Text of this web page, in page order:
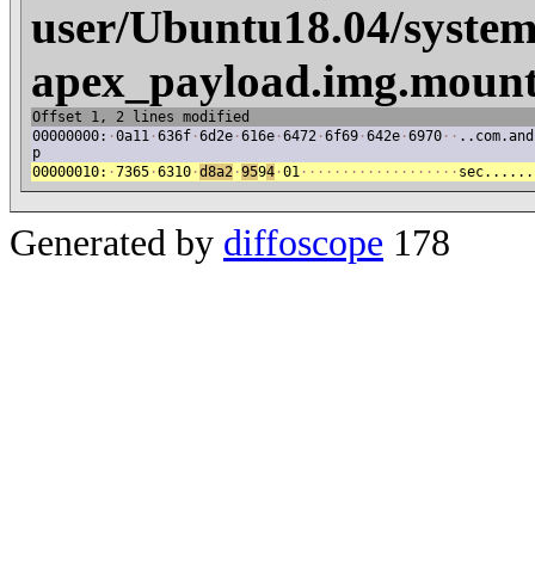
user/Ubuntu18.04/
Offset 1, 2 lines modified
00000000: ·0a11 ·636f ·6d2e ·616e ·6472 ·6f69 ·642e ·6970 · ·
p
00000010: ·7365 ·6310 ·d8a2 ·9594 ·01 · · · · · · · · · · · · · · · · · · · sec......
Generated by diffoscope 178